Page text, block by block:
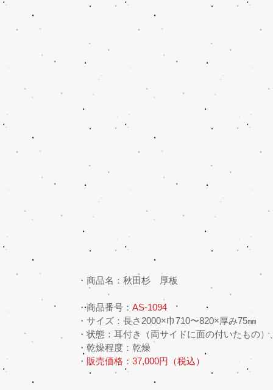
・商品名：秋田杉　厚板
・商品番号： AS-1094
・サイズ：長さ2000×巾710〜820×厚み75㎜
・状態：耳付き（両サイドに面の付いたもの
・乾燥程度：乾燥
・ 販売価格：37,000円（税込）